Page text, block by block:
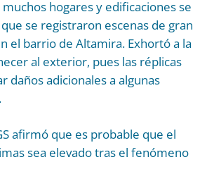
muchos hogares y edificaciones se
se registraron escenas de gran
el barrio de Altamira. Exhortó a la
al exterior, pues las réplicas
daños adicionales a algunas
afirmó que es probable que el
sea elevado tras el fenómeno